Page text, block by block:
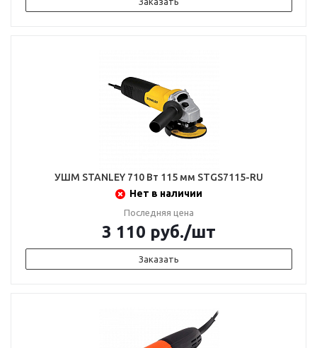
УШМ STANLEY 710 Вт 115 мм STGS7115-RU
Нет в наличии
Последняя цена
3 110 руб./шт
Заказать